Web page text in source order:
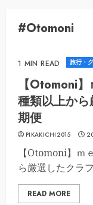
#Otomoni
1 MIN READ 旅行・
【Otomoni
種類以上か
期便
PIKAKICHI2015
【Otomoni】ｍ
ら厳選したクラ
READ MORE